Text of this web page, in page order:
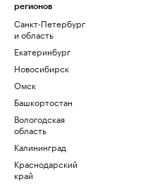
регионов
Санкт-Петербург
и область
Екатеринбург
Новосибирск
Омск
Башкортостан
Вологодская
область
Калининград
Краснодарский
край